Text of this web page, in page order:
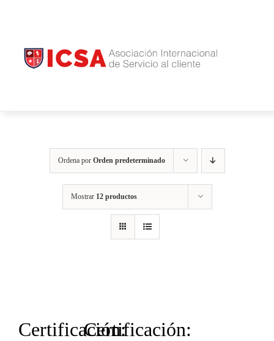
Ordena por Orden predeterminado
Mostrar 12 productos
Certificación:Certificación: